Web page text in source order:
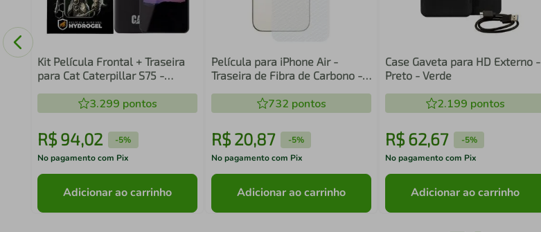
Kit Película Frontal + Traseira
para Cat Caterpillar S75 -
3.299 pontos
R$ 94,02 -5%
No pagamento com Pix
Adicionar ao carrinho
Película para iPhone Air -
Traseira de Fibra de Carbono -
732 pontos
R$ 20,87 -5%
No pagamento com Pix
Adicionar ao carrinho
Case Gaveta para HD Externo -
Preto - Verde
2.199 pontos
R$62,67 -5%
No pagamento com Pix
Adicionar ao carrinho